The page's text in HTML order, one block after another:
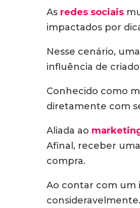
As redes sociais
impactados por
Nesse cenário,
influência de
Conhecido como
diretamente com
Aliada ao
Afinal, receber
compra.
Ao contar com um
consideravelmente.